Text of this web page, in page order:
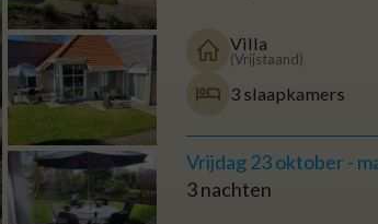
Villa
(Vrijstaand)
3 slaapkamers
Vrijdag 23 oktober-
3 nachten